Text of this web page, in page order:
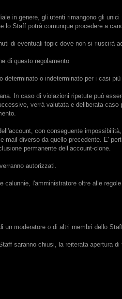
in genere, gli utenti rimangono gli
lo Staff potrà comunque procedere a
di eventuali topic dove non si riuscirà
di questo regolamento
determinato o indeterminato per i casi più
In caso di violazioni ripetute può
verrà valutata e deliberata
con conseguente
diverso da quello precedente. E'
permanente dell’account-clone.
autorizzati.
l'amministratore oltre alle
moderatore o di altri membri dello
saranno chiusi, la reiterata apertura